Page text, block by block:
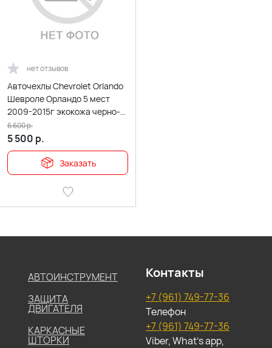
нет отзывов
Авточехлы Chevrolet Orlando
Шевроле Орландо 5 мест
2009-2015г экокожа черно-
белый
5 500 р.
6 600р.
Заказать
АВТОИНСТРУМЕНТ
ЗАЩИТА
ДВИГАТЕЛЯ
КАРКАСНЫЕ
ШТОРКИ
Контакты
+7 (961) 749-77-36
Телефон
+7 (961) 749-77-36
Viber, What's app,